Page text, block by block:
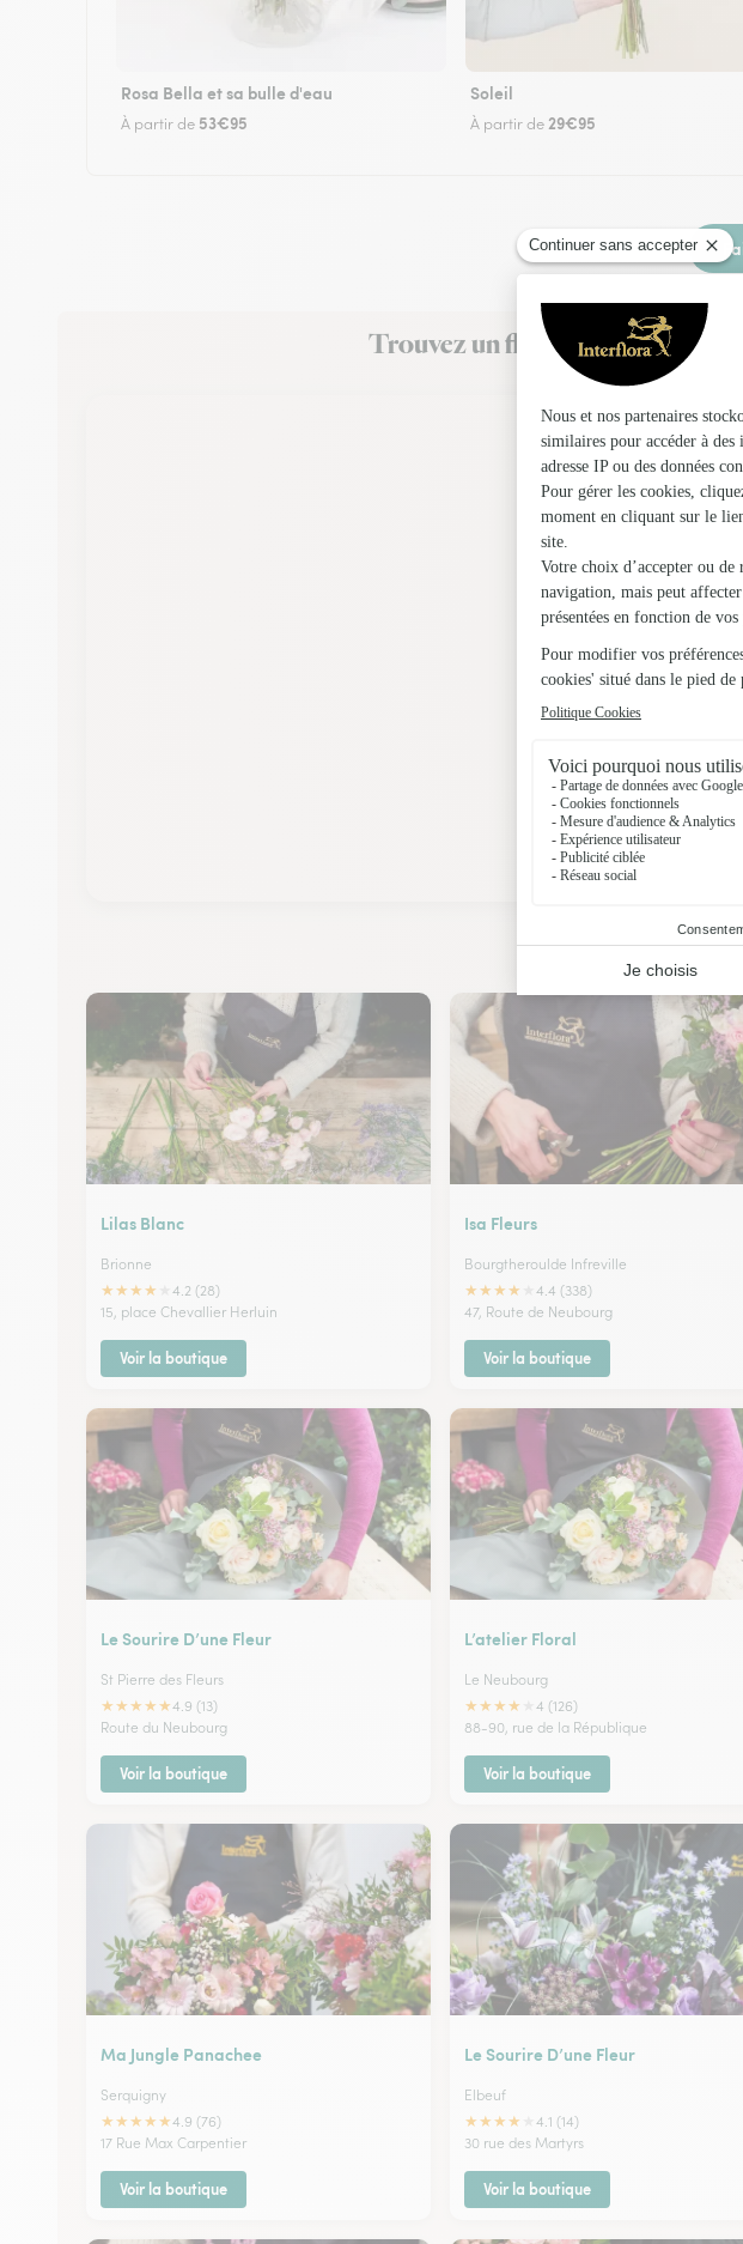
Rosa Bella et sa bulle d'eau
À partir de 53€95
Soleil
À partir de 29€95
Trouvez un fleuriste Interflora à
Nos
Lilas Blanc
Brionne
★★★★
4.2 (28)
15, place Chevallier Herluin
Voir la boutique
Isa Fleurs
Bourgtheroulde Infreville
★★★★
4.4 (338)
47, Route de Neubourg
Voir la boutique
Le Sourire D’une Fleur
St Pierre des Fleurs
★★★★★4.9 (13)
Route du Neubourg
Voir la boutique
L’atelier Floral
Le Neubourg
★★★★
4 (126)
88-90, rue de la République
Voir la boutique
Ma Jungle Panachee
Serquigny
★★★★★4.9 (76)
17 Rue Max Carpentier
Voir la boutique
Le Sourire D’une Fleur
Elbeuf
★★★★
4.1 (14)
30 rue des Martyrs
Voir la boutique